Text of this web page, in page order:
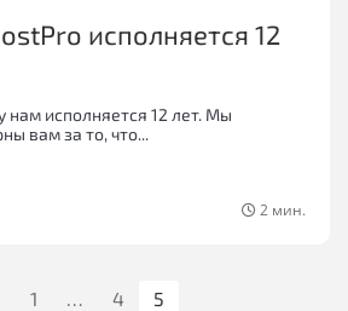
исполняется 12
нам исполняется 12 лет. Мы
вам за то, что...
2 мин.
1 4 5